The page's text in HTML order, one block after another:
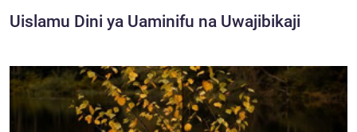
Uislamu Dini ya Uaminifu na Uwajibikaji